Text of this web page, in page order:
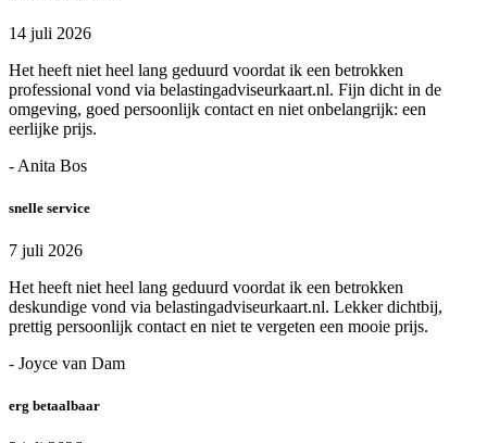
14 juli 2026
Het heeft niet heel lang geduurd voordat ik een betrokken
professional vond via belastingadviseurkaart.nl. Fijn dicht in de
omgeving, goed persoonlijk contact en niet onbelangrijk: een
eerlijke prijs.
- Anita Bos
snelle service
7 juli 2026
Het heeft niet heel lang geduurd voordat ik een betrokken
deskundige vond via belastingadviseurkaart.nl. Lekker dichtbij,
prettig persoonlijk contact en niet te vergeten een mooie prijs.
- Joyce van Dam
erg betaalbaar